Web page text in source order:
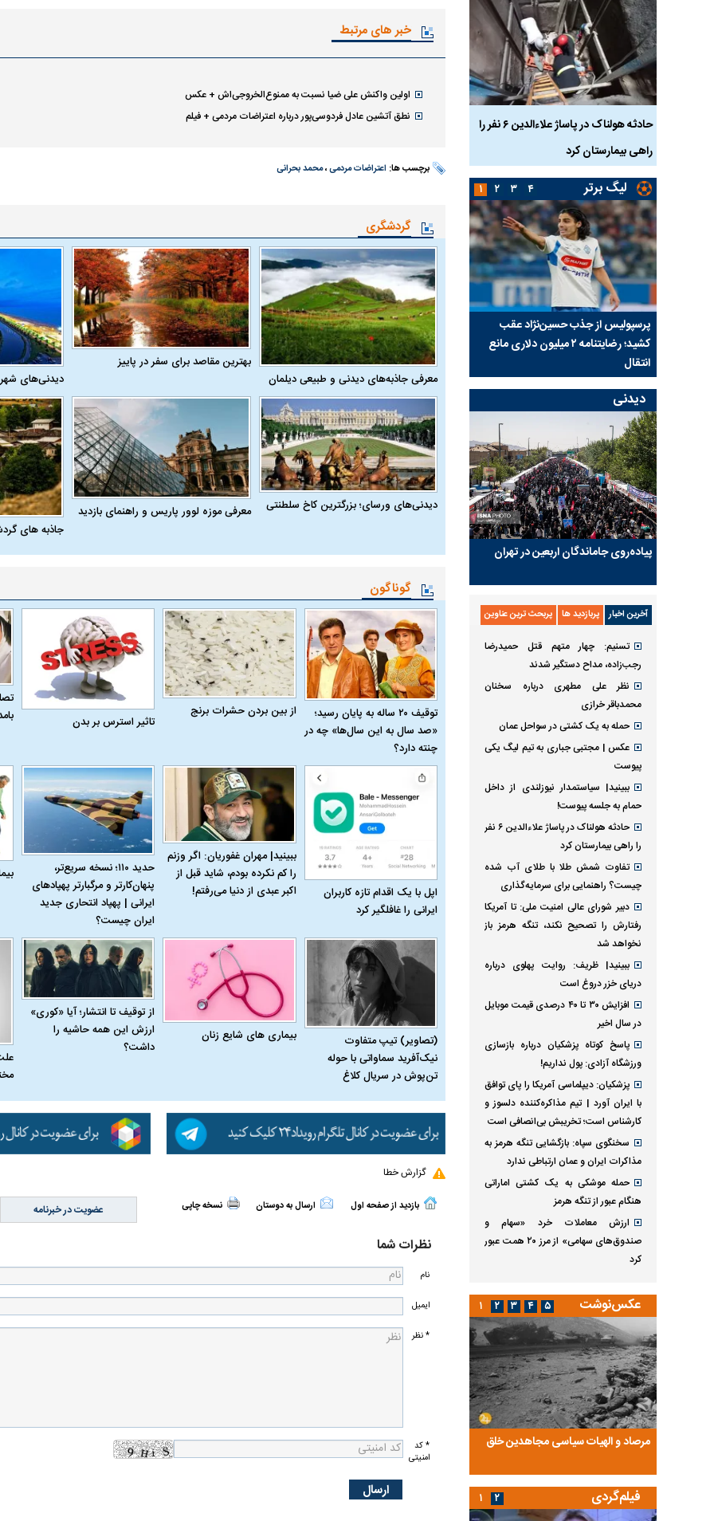
خبر های مرتبط
اولین واکنش علی ضیا نسبت به ممنوع‌الخروجی‌اش + عکس
نطق آتشین عادل فردوسی‌پور درباره اعتراضات مردمی + فیلم
برچسب ها: اعتراضات مردمی،محمد بحرانی
گردشگری
معرفی جاذبه‌های دیدنی و طبیعی دیلمان
بهترین مقاصد برای سفر در پاییز
دیدنی‌های
دیدنی‌های ورسای؛ بزرگترین کاخ سلطنتی
معرفی موزه لوور پاریس و راهنمای بازدید
جاذبه های
گوناگون
توقیف ۲۰ ساله به پایان رسید؛
«صد سال به این سال‌ها» چه در
چنته دارد؟
از بین بردن حشرات برنج
تاثیر استرس بر بدن
اپل با یک اقدام تازه کاربران
ایرانی را غافلگیر کرد
ببینید| مهران غفوریان: اگر وزنم
را کم نکرده بودم، شاید قبل از
اکبر عبدی از دنیا می‌رفتم!
حدید ۱۱۰؛ نسخه سریع‌تر،
پنهان‌کارتر و مرگبارتر پهپادهای
ایرانی | پهپاد انتحاری جدید
ایران چیست؟
(تصاویر) تیپ متفاوت
نیک‌آفرید سماواتی با حوله
تن‌پوش در سریال کلاغ
بیماری‌ های شایع زنان
از توقیف تا انتشار؛ آیا «کوری»
ارزش این همه حاشیه را
داشت؟
گزارش خطا
بازدید از صفحه اول ارسال به دوستان نسخه چاپی عضویت در خبرنامه
نظرات شما
نام
ایمیل
* نظر
* کد
امنیتی
حادثه هولناک در پاساژ علاءالدین ۶ نفر را
راهی بیمارستان کرد
ردپای سیاست در یک جنایت مرموز؛
جراحان قلابی در شمال تهران بازداشت
لیگ برتر
پرسپولیس از جذب حسین‌نژاد عقب
کشید؛ رضایتنامه ۲ میلیون دلاری مانع
انتقال
بازی‌های لیگ برتر فوتبال با تماشاگر
برگزار می‌شود
رقم نجومی رضایتنامه مدافع موردنظر
پرسپولیس لو رفت
دو خرید جدید
امضای قرارداد
۱ ۲ ۳ ۴
دیدنی
پیاده‌روی جاماندگان اربعین در تهران
آخرین اخبار پربازدید ها پربحث ترین عناوین
تسنیم: چهار متهم قتل حمیدرضا
رجب‌زاده، مداح دستگیر شدند
نظر علی مطهری درباره سخنان
محمدباقر خرازی
حمله به یک کشتی در سواحل عمان
عکس | مجتبی جباری به تیم لیگ یکی
پیوست
ببینید| سیاستمدار نیوزلندی از داخل
حمام به جلسه پیوست!
حادثه هولناک در پاساژ علاءالدین ۶ نفر
را راهی بیمارستان کرد
تفاوت شمش طلا با طلای آب شده
چیست؟ راهنمایی برای سرمایه‌گذاری
دبیر شورای عالی امنیت ملی: تا آمریکا
رفتارش را تصحیح نکند، تنگه هرمز باز
نخواهد شد
ببینید| ظریف: روایت پهلوی درباره
دریای خزر دروغ است
افزایش ۳۰ تا ۴۰ درصدی قیمت موبایل
در سال اخیر
پاسخ کوتاه پزشکیان درباره بازسازی
ورزشگاه آزادی: پول نداریم!
پزشکیان: دیپلماسی آمریکا را پای توافق
با ایران آورد | تیم مذاکره‌کننده دلسوز و
کارشناس است؛ تخریبش بی‌انصافی است
سخنگوی سپاه: بازگشایی تنگه هرمز به
مذاکرات ایران و عمان ارتباطی ندارد
حمله موشکی به یک کشتی اماراتی
هنگام عبور از تنگه هرمز
ارزش معاملات خرد «سهام و
صندوق‌های سهامی» از مرز ۲۰ همت عبور
کرد
عکس‌نوشت
مرصاد و الهیات سیاسی مجاهدین خلق
آخرین پرده از حیات سیاسی یک سلسله |
روایتی از آخرین مصاحبه‌ی شاه در ایران
ریشه‌های عزاداری ماه محرم در فرهنگ
و تاریخ ایران
۱ ۲ ۳ ۴ ۵
فیلم‌گردی ۱ ۲